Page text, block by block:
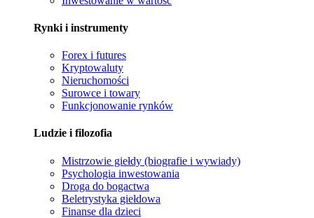
Rynki i instrumenty
Forex i futures
Kryptowaluty
Nieruchomości
Surowce i towary
Funkcjonowanie rynków
Ludzie i filozofia
Mistrzowie giełdy (biografie i wywiady)
Psychologia inwestowania
Droga do bogactwa
Beletrystyka giełdowa
Finanse dla dzieci